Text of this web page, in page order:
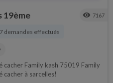
19ème visibility 7167
demandes effectués
cacher Family kash 75019 Family
kash cacher: Nouveau supermarché cacher à sarcelles!